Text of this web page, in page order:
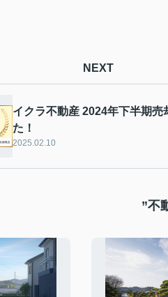
NEXT
イクラ不動産 2024年下半期売
た！
2025.02.10
”不